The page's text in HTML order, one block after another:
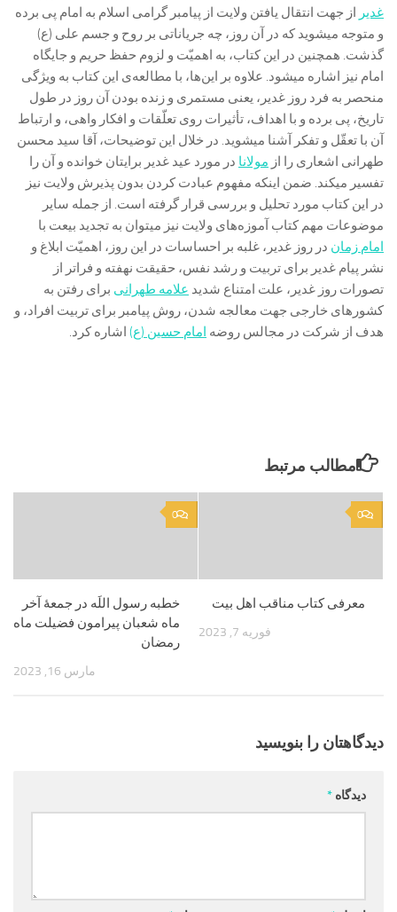
غدیر از جهت انتقال یافتن ولایت از پیامبر گرامی اسلام به امام پی برده
و متوجه میشوید که در آن روز، چه جریاناتی بر روح و جسم علی (ع)
گذشت. همچنین در این کتاب، به اهمیّت و لزوم حفظ حریم و جایگاه
امام نیز اشاره میشود. علاوه بر این‌ها، با مطالعه‌ی این کتاب به ویژگی
منحصر به فرد روز غدیر، یعنی مستمری و زنده بودن آن روز در طول
تاریخ، پی برده و با اهداف، تأثیرات روی تعلّقات و افکار واهی، و ارتباط
آن با تعقّل و تفکر آشنا میشوید. در خلال این توضیحات، آقا سید محسن
طهرانی اشعاری را از مولانا در مورد عید غدیر برایتان خوانده و آن را
تفسیر میکند. ضمن اینکه مفهوم عبادت کردن بدون پذیرش ولایت نیز
در این کتاب مورد تحلیل و بررسی قرار گرفته است. از جمله سایر
موضوعات مهم کتاب آموزه‌های ولایت نیز میتوان به تجدید بیعت با
امام زمان در روز غدیر، غلبه بر احساسات در این روز، اهمیّت ابلاغ و
نشر پیام غدیر برای تربیت و رشد نفس، حقیقت نهفته و فراتر از
تصورات روز غدیر، علت امتناع شدید علامه طهرانی برای رفتن به
کشورهای خارجی جهت معالجه شدن، روش پیامبر برای تربیت افراد، و
هدف از شرکت در مجالس روضه امام حسین (ع) اشاره کرد.
مطالب مرتبط
0
خطبه رسول‌ اللَه‌ در جمعۀ آخر
ماه‌ شعبان پيرامون فضيلت ماه
رمضان‌
مارس 16, 2023
0
معرفی کتاب مناقب اهل بیت
فوریه 7, 2023
دیدگاهتان را بنویسید
دیدگاه *